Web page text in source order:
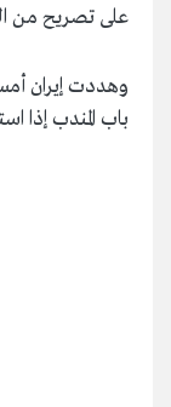
على تصريح من
وهددت إيران
باب المندب إذا